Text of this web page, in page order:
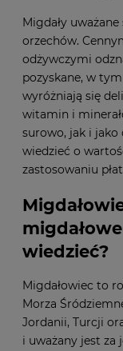
Migdały
orzechów.
odżywczymi
pozyskane, w
wyróżniają się
witamin i
surowo, jak i jako
wiedzieć o
zastosowaniu
wiedzieć?
Migdałowiec to
Morza
Jordanii, Turcji
i uważany jest za